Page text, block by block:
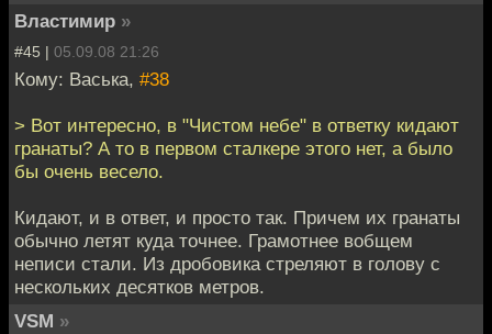
Властимир »
#45 | 05.09.08 21:26
Кому: Васька, #38
> Вот интересно, в "Чистом небе" в ответку кидают
гранаты? А то в первом сталкере этого нет, а было
бы очень весело.
Кидают, и в ответ, и просто так. Причем их гранаты
обычно летят куда точнее. Грамотнее вобщем
неписи стали. Из дробовика стреляют в голову с
нескольких десятков метров.
VSM »